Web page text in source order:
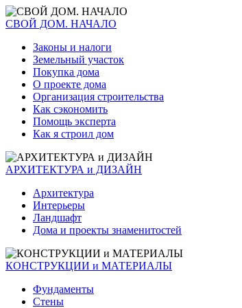
СВОЙ ДОМ. НАЧАЛО
Законы и налоги
Земельный участок
Покупка дома
О проекте дома
Организация строительства
Как сэкономить
Помощь эксперта
Как я строил дом
АРХИТЕКТУРА и ДИЗАЙН
Архитектура
Интерьеры
Ландшафт
Дома и проекты знаменитостей
КОНСТРУКЦИИ и МАТЕРИАЛЫ
Фундаменты
Стены